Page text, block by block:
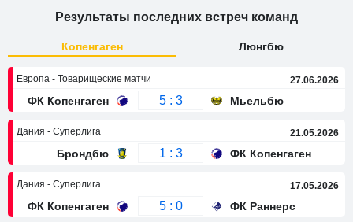
Результаты последних встреч команд
Копенгаген Люнгбю
Европа - Товарищеские матчи
ФК Копенгаген 5 : 3 Мьельбю
27.06.2026
Дания - Суперлига
Брондбю 1 : 3 ФК Копенгаген
21.05.2026
Дания - Суперлига
ФК Копенгаген 5 : 0 ФК Раннерс
17.05.2026